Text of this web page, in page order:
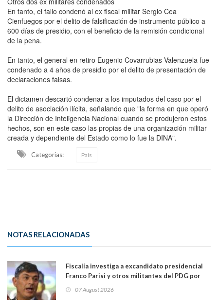
En tanto, el fallo condenó al ex fiscal militar Sergio Cea
Cienfuegos por el delito de falsificación de instrumento público a
600 días de presidio, con el beneficio de la remisión condicional
de la pena.
En tanto, el general en retiro Eugenio Covarrubias Valenzuela fue
condenado a 4 años de presidio por el delito de presentación de
declaraciones falsas.
El dictamen descartó condenar a los imputados del caso por el
delito de asociación ilícita, señalando que "la forma en que operó
la Dirección de Inteligencia Nacional cuando se produjeron estos
hechos, son en este caso las propias de una organización militar
creada y dependiente del Estado como lo fue la DINA".
Categorias: País
NOTAS RELACIONADAS
Fiscalía investiga a excandidato presidencial
Franco Parisi y otros militantes del PDG por
07 August 2026